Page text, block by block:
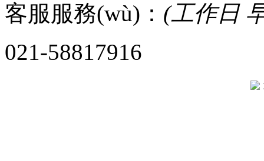
客服服務(wù)： (工作日
021-58817916